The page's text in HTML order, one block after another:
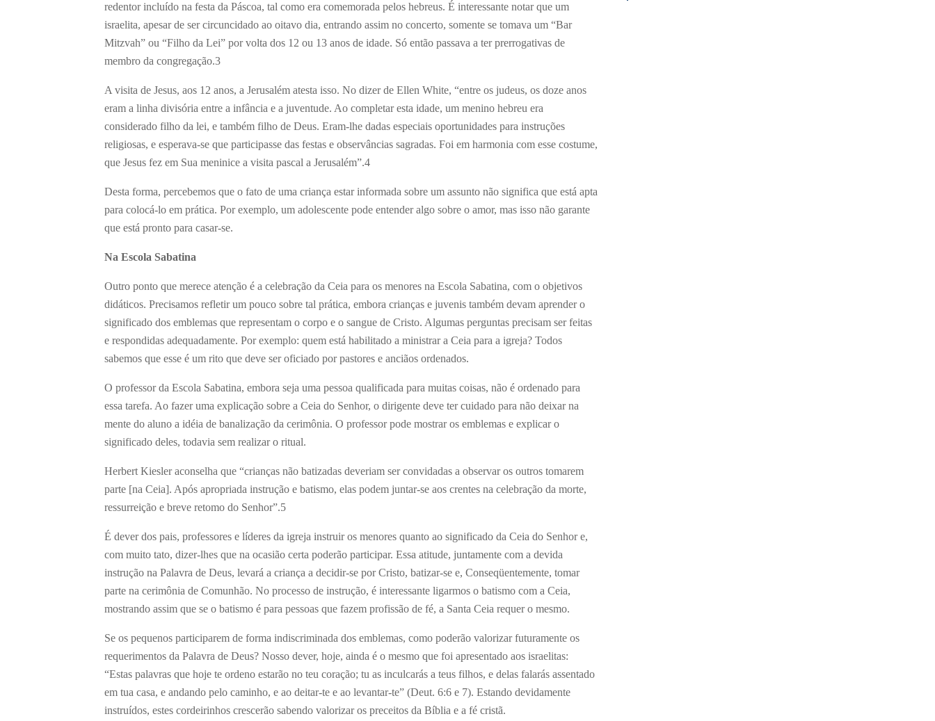
redentor incluído na festa da Páscoa, tal como era comemorada pelos hebreus. É interessante notar que um
israelita, apesar de ser circuncidado ao oitavo dia, entrando assim no concerto, somente se tomava um “Bar
Mitzvah” ou “Filho da Lei” por volta dos 12 ou 13 anos de idade. Só então passava a ter prerrogativas de
membro da congregação.3
A visita de Jesus, aos 12 anos, a Jerusalém atesta isso. No dizer de Ellen White, “entre os judeus, os doze anos
eram a linha divisória entre a infância e a juventude. Ao completar esta idade, um menino hebreu era
considerado filho da lei, e também filho de Deus. Eram-lhe dadas especiais oportunidades para instruções
religiosas, e esperava-se que participasse das festas e observâncias sagradas. Foi em harmonia com esse costume,
que Jesus fez em Sua meninice a visita pascal a Jerusalém”.4
Desta forma, percebemos que o fato de uma criança estar informada sobre um assunto não significa que está apta
para colocá-lo em prática. Por exemplo, um adolescente pode entender algo sobre o amor, mas isso não garante
que está pronto para casar-se.
Na Escola Sabatina
Outro ponto que merece atenção é a celebração da Ceia para os menores na Escola Sabatina, com o objetivos
didáticos. Precisamos refletir um pouco sobre tal prática, embora crianças e juvenis também devam aprender o
significado dos emblemas que representam o corpo e o sangue de Cristo. Algumas perguntas precisam ser feitas
e respondidas adequadamente. Por exemplo: quem está habilitado a ministrar a Ceia para a igreja? Todos
sabemos que esse é um rito que deve ser oficiado por pastores e anciãos ordenados.
O professor da Escola Sabatina, embora seja uma pessoa qualificada para muitas coisas, não é ordenado para
essa tarefa. Ao fazer uma explicação sobre a Ceia do Senhor, o dirigente deve ter cuidado para não deixar na
mente do aluno a idéia de banalização da cerimônia. O professor pode mostrar os emblemas e explicar o
significado deles, todavia sem realizar o ritual.
Herbert Kiesler aconselha que “crianças não batizadas deveriam ser convidadas a observar os outros tomarem
parte [na Ceia]. Após apropriada instrução e batismo, elas podem juntar-se aos crentes na celebração da morte,
ressurreição e breve retomo do Senhor”.5
É dever dos pais, professores e líderes da igreja instruir os menores quanto ao significado da Ceia do Senhor e,
com muito tato, dizer-lhes que na ocasião certa poderão participar. Essa atitude, juntamente com a devida
instrução na Palavra de Deus, levará a criança a decidir-se por Cristo, batizar-se e, Conseqüentemente, tomar
parte na cerimônia de Comunhão. No processo de instrução, é interessante ligarmos o batismo com a Ceia,
mostrando assim que se o batismo é para pessoas que fazem profissão de fé, a Santa Ceia requer o mesmo.
Se os pequenos participarem de forma indiscriminada dos emblemas, como poderão valorizar futuramente os
requerimentos da Palavra de Deus? Nosso dever, hoje, ainda é o mesmo que foi apresentado aos israelitas:
“Estas palavras que hoje te ordeno estarão no teu coração; tu as inculcarás a teus filhos, e delas falarás assentado
em tua casa, e andando pelo caminho, e ao deitar-te e ao levantar-te” (Deut. 6:6 e 7). Estando devidamente
instruídos, estes cordeirinhos crescerão sabendo valorizar os preceitos da Bíblia e a fé cristã.